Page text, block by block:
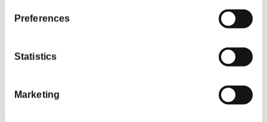
Preferences
Statistics
Marketing
3